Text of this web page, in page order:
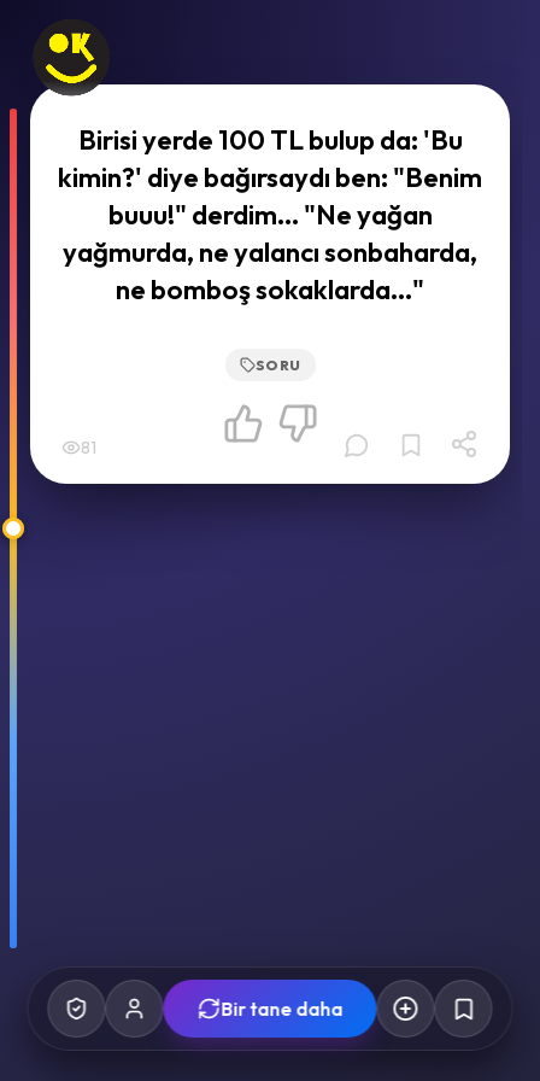
Birisi yerde 100 TL bulup da: 'Bu
kimin?' diye bağırsaydı ben: "Benim
buuu!" derdim... "Ne yağan
yağmurda, ne yalancı sonbaharda,
ne bomboş sokaklarda..."
SORU
81
Bir tane daha